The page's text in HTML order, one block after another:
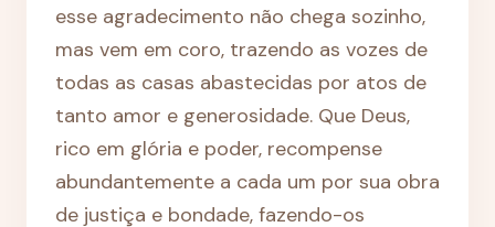
esse agradecimento não chega sozinho,
mas vem em coro, trazendo as vozes de
todas as casas abastecidas por atos de
tanto amor e generosidade. Que Deus,
rico em glória e poder, recompense
abundantemente a cada um por sua obra
de justiça e bondade, fazendo-os